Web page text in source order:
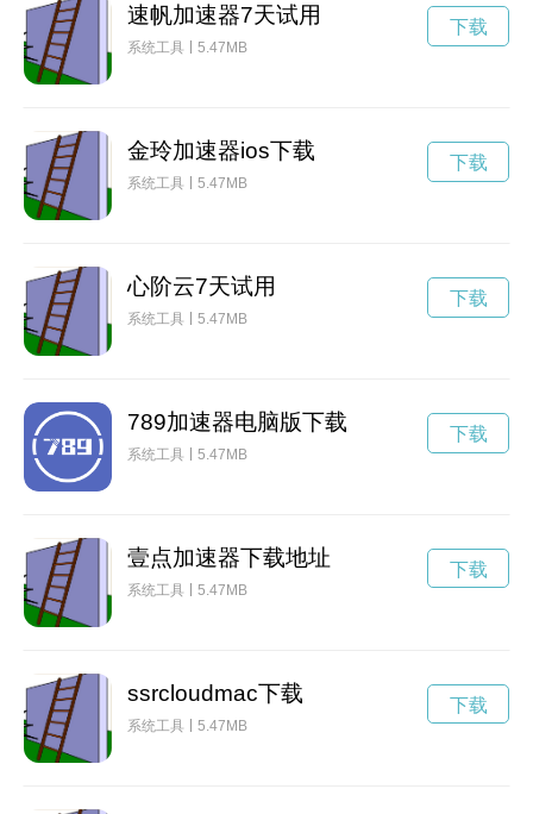
速帆加速器7天试用
系统工具 5.47MB
下载
金玲加速器ios下载
系统工具 5.47MB
下载
心阶云7天试用
系统工具 5.47MB
下载
789加速器电脑版下载
系统工具 5.47MB
下载
壹点加速器下载地址
系统工具 5.47MB
下载
ssrcloudmac下载
系统工具 5.47MB
下载